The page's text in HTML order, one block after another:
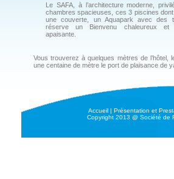
Le SAFA, à l’architecture moderne,
chambres spacieuses, ces 3 piscines
une couverte, un Aquapark avec des
réserve un Bienvenu chaleureux et
apaisante.
Vous trouverez à quelques mètres de
une centaine de mètre le port de plaisance de
Accueil | Présentation et
Copyright 2013 @ Société de